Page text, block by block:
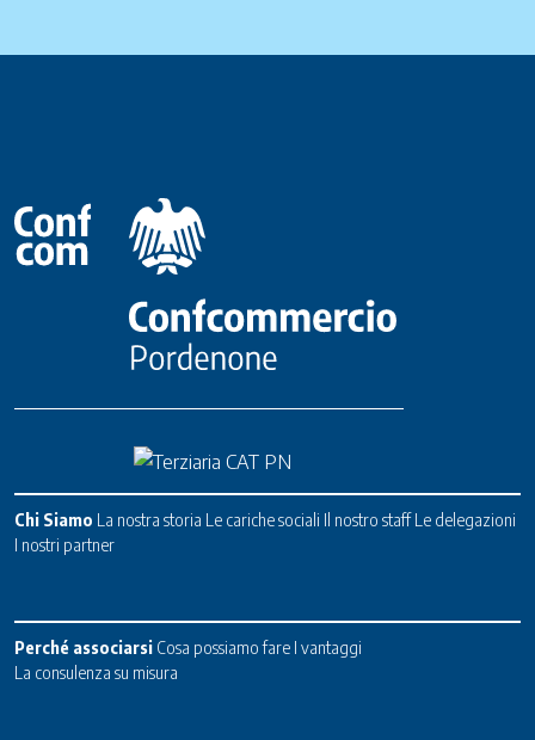
Chi Siamo La nostra storia Le cariche sociali Il nostro staff Le delegazioni
I nostri partner
Perché associarsi Cosa possiamo fare I vantaggi
La consulenza su misura